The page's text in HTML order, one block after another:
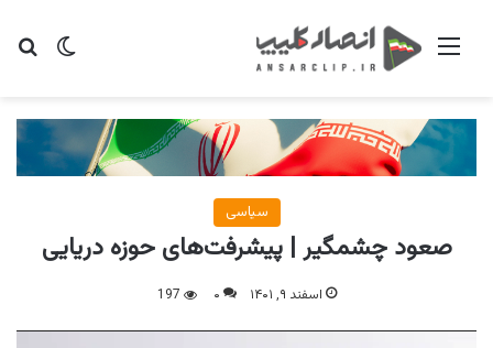
تغییر منو
سیاسی
صعود چشمگیر | پیشرفت‌های حوزه دریایی
اسفند ۹, ۱۴۰۱ ۰ 197
نمایشگر